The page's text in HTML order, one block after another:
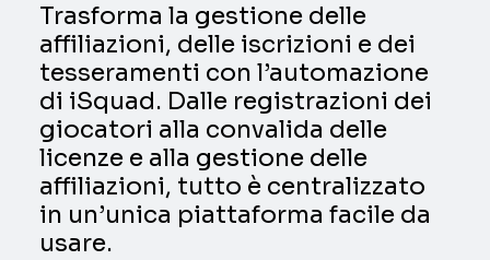
Trasforma la gestione delle
affiliazioni, delle iscrizioni e dei
tesseramenti con l’automazione
di iSquad. Dalle registrazioni dei
giocatori alla convalida delle
licenze e alla gestione delle
affiliazioni, tutto è centralizzato
in un’unica piattaforma facile da
usare.